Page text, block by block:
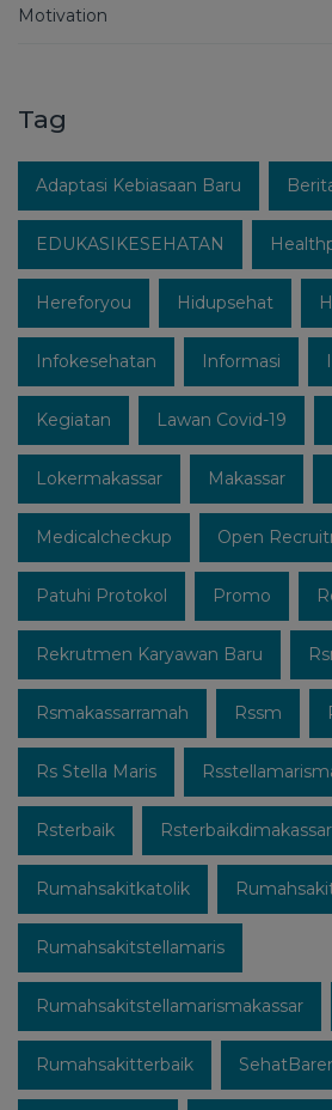
Motivation
Tag
Adaptasi Kebiasaan Baru
EDUKASIKESEHATAN
Hereforyou Hidupsehat
Infokesehatan Informasi
Kegiatan Lawan Covid-19
Lokermakassar Makassar
Medicalcheckup Open
Patuhi Protokol Promo
Rekrutmen Karyawan Baru
Rsmakassarramah Rssm
Rs Stella Maris
Rsterbaik Rsterbaikdimakassar
Rumahsakitkatolik
Rumahsakitstellamaris
Rumahsakitstellamarismakassar
Rumahsakitterbaik